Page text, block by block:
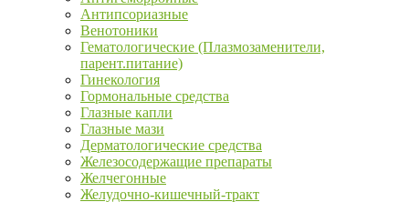
Антипсориазные
Венотоники
Гематологические (Плазмозаменители,
парент.питание)
Гинекология
Гормональные средства
Глазные капли
Глазные мази
Дерматологические средства
Железосодержащие препараты
Желчегонные
Желудочно-кишечный-тракт